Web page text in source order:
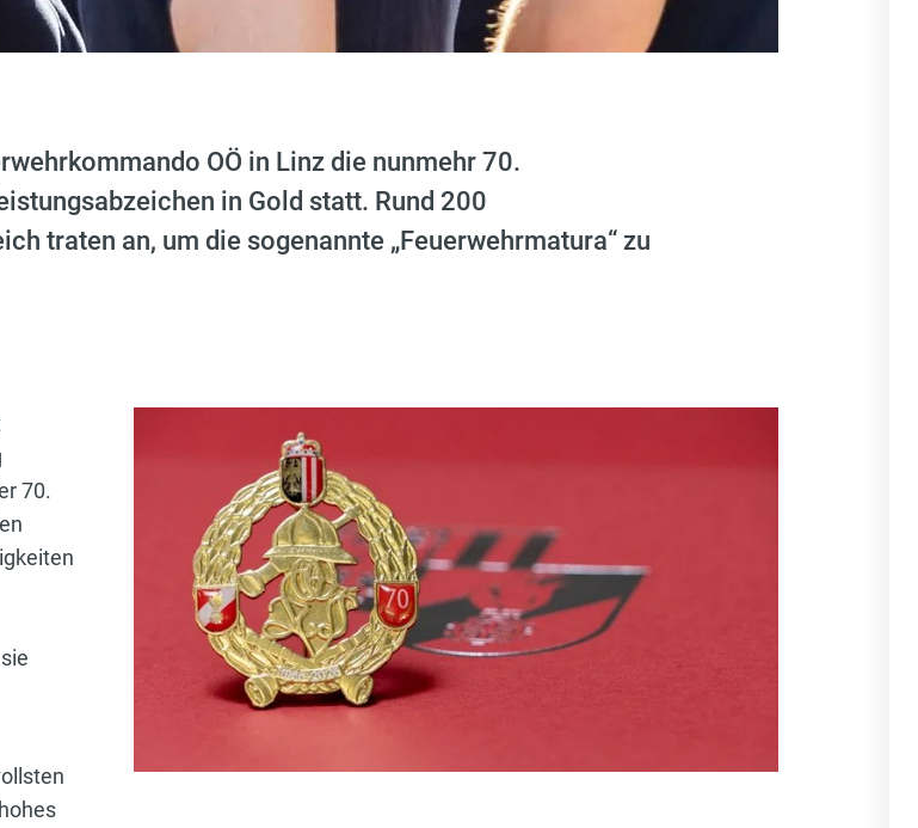
OÖ in Linz die nunmehr 70.
in Gold statt. Rund 200
traten an, um die sogenannte „Feuerwehrmatura“ zu
70.